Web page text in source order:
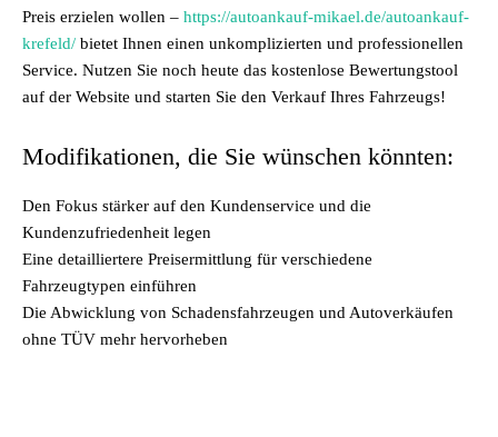
Preis erzielen wollen – https://autoankauf-mikael.de/autoankauf-
krefeld/ bietet Ihnen einen unkomplizierten und professionellen
Service. Nutzen Sie noch heute das kostenlose Bewertungstool
auf der Website und starten Sie den Verkauf Ihres Fahrzeugs!
Modifikationen, die Sie wünschen könnten:
Den Fokus stärker auf den Kundenservice und die
Kundenzufriedenheit legen
Eine detailliertere Preisermittlung für verschiedene
Fahrzeugtypen einführen
Die Abwicklung von Schadensfahrzeugen und Autoverkäufen
ohne TÜV mehr hervorheben